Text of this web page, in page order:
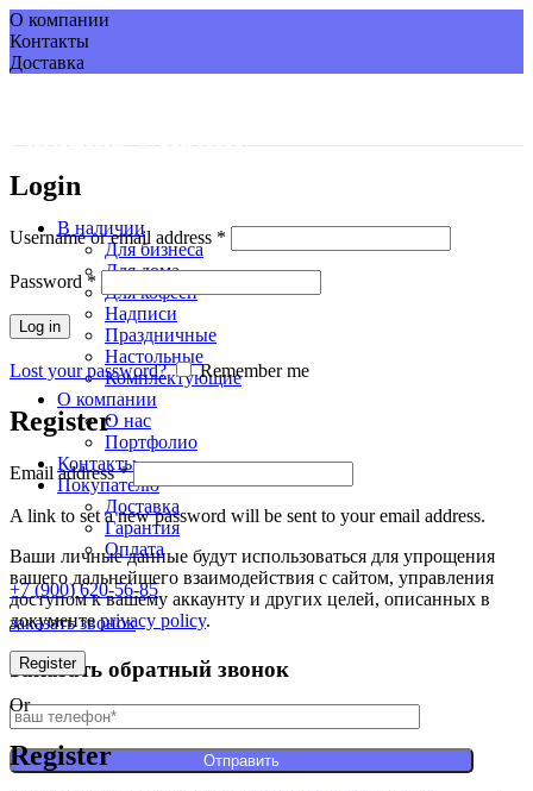
О компании
Контакты
Доставка
В наличии
Для бизнеса
Для дома
Для кофеен
Надписи
Праздничные
Настольные
Комплектующие
О компании
О нас
Портфолио
Контакты
Покупателю
Доставка
Гарантия
Оплата
+7 (900) 620-56-85
заказать звонок
Заказать обратный звонок
Login
Username or email address *
Password*
Log in
Lost your password? Remember me
Register
Email address*
A link to set a new password will be sent to your email address.
Ваши личные данные будут использоваться для упрощения
вашего дальнейшего взаимодействия с сайтом, управления
доступом к вашему аккаунту и других целей, описанных в
документеprivacy policy.
Register
Or
Register